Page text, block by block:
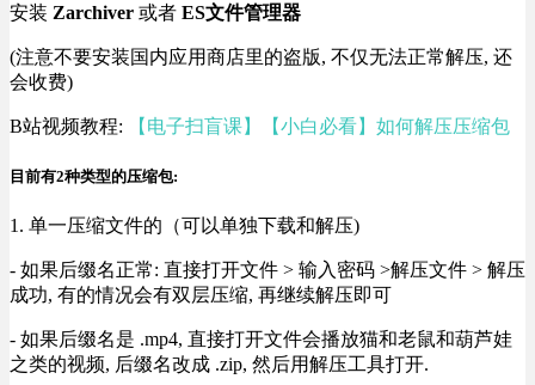
安装 Zarchiver 或者 ES文件管理器
(注意不要安装国内应用商店里的盗版, 不仅无法正常解压, 还
会收费)
B站视频教程: 【电子扫盲课】【小白必看】如何解压压缩包
目前有2种类型的压缩包:
1. 单一压缩文件的（可以单独下载和解压)
- 如果后缀名正常: 直接打开文件 > 输入密码 >解压文件 > 解压
成功, 有的情况会有双层压缩, 再继续解压即可
- 如果后缀名是 .mp4, 直接打开文件会播放猫和老鼠和葫芦娃
之类的视频, 后缀名改成 .zip, 然后用解压工具打开.